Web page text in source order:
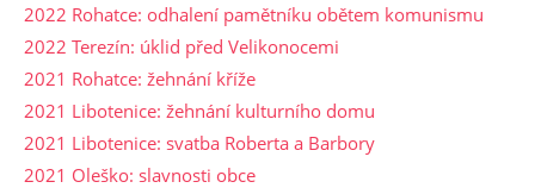
2022 Rohatce: odhalení pamětníku obětem komunismu
2022 Terezín: úklid před Velikonocemi
2021 Rohatce: žehnání kříže
2021 Libotenice: žehnání kulturního domu
2021 Libotenice: svatba Roberta a Barbory
2021 Oleško: slavnosti obce